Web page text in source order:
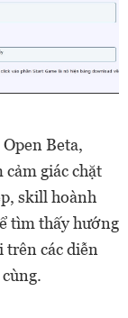
Beta,
giác chặt
skill hoành
tìm thấy hướng
trên các diễn